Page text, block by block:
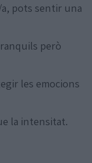
pots sentir una
però
les emocions
la intensitat.